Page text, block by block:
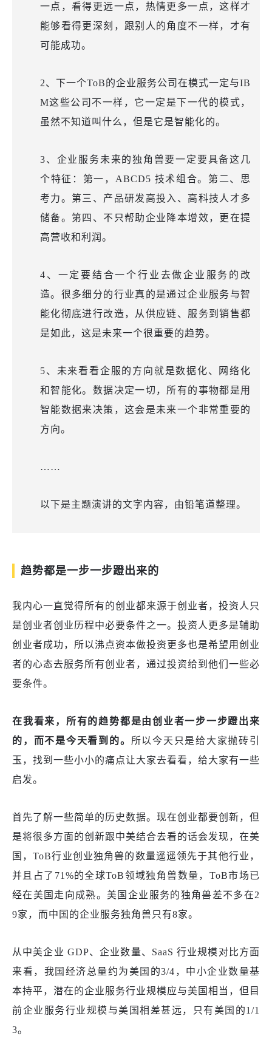
一点，看得更远一点，热情更多一点，这样才
能够看得更 深刻 ，跟别人的角度不一样，才有
可能成功。
2、下一个ToB的企业服务公司在模式一定与IB
M这些公司不一样，它一定是下一代的模式，
虽然不知道叫什么，但是它是智能化的。
3、 企业服务未来的独角兽要一定要具备这几
个特征 ：第一， ABCD5 技术组合。第二、思
考力。第三、 产品研发高投入、高科技人才多
储备。第四、 不只帮助企业降本增效，更在提
高营收和利润 。
4 、一定要结合一个行业去做企业服务的改
造。很多细分的行业真的是通过企业服务与智
能化彻底进行改造，从供应链、 服务到销售都
是如此， 这是未来一个很重要的趋势。
5、未来看看企服的方向就是数据化、网络化
和智能化。数据决定一切，所有的事物都是用
智能数据来决策，这会是未来一个非常重要的
方向。
……
以下是主题演讲的文字内容，由铅笔道整理。
趋势都是一步一步蹬出来的
我内心一直觉得所有的创业都来源于创业者，投资人只
是创业者创业历程中必要条件之一。投资人更多是辅助
创业者成功，所以沸点资本做投资更多也是希望用创业
者的心态去服务所有创业者，通过投资给到他们一些必
要条件。
在我看来，所有的趋势都是由创业者一步一步蹬出来
的，而不是今天看到的。 所以今天只是给大家抛砖引
玉，找到一些小小的痛点让大家去看看，给大家有一些
启发。
首先了解一些简单的历史数据。现在创业都要创新，但
是将很多方面的创新跟中美结合去看的话会发现，在美
国，ToB行业创业独角兽的数量遥遥领先于其他行业，
并且占了71%的全球ToB领域独角兽数量，ToB市场已
经在美国走向成熟。美国企业服务的独角兽差不多在2
9家，而中国的企业服务独角兽只有8家。
从中美企业 GDP、企业数量、SaaS 行业规模对比方面
来看，我国经济总量约为美国的3/4，中小企业数量基
本持平，潜在的企业服务行业规模应与美国相当，但目
前企业服务行业规模与美国相差甚远，只有美国的1/1
3。